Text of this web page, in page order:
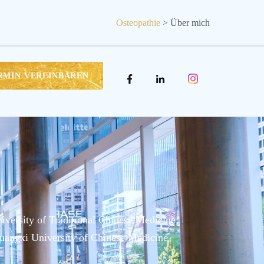
Osteopathie > Über mich
VEREINBAREN
of Traditional Chinese Medicine
University of Chinese Medicine